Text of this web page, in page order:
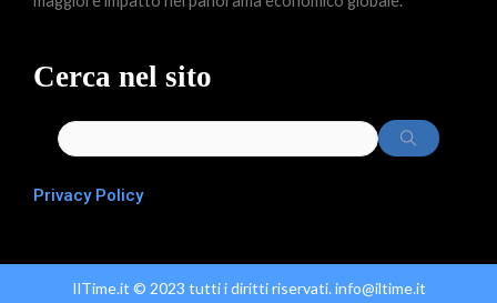
Cerca nel sito
Privacy Policy
IlTime.it © 2023 tutti i diritti riservati. info@iltime.it